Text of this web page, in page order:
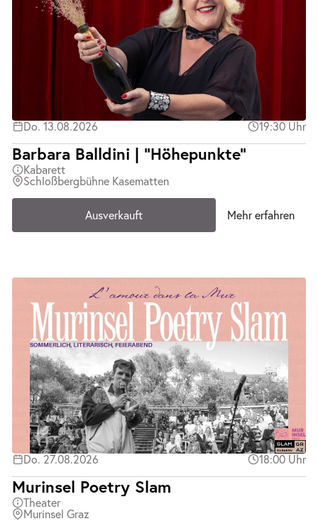
Do. 13.08.2026 19:30 Uhr
Barbara Balldini | "Höhepunkte"
Kabarett
Schloßbergbühne Kasematten
Ausverkauft Mehr erfahren
Do. 27.08.2026 18:00 Uhr
Murinsel Poetry Slam
Theater
Murinsel Graz